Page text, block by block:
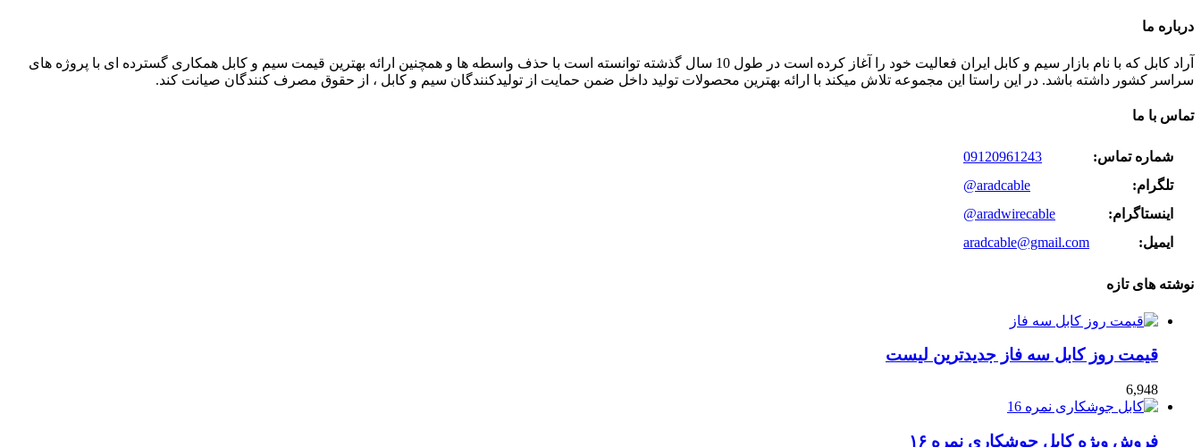
درباره ما
آراد کابل که با نام بازار سیم و کابل ایران فعالیت خود را آغاز کرده است در طول 10 سال گذشته توانسته است با حذف واسطه ها و همچنین ارائه بهترین قیمت سیم و کابل همکاری گسترده ای با پروژه های
سراسر کشور داشته باشد. در این راستا این مجموعه تلاش میکند با ارائه بهترین محصولات تولید داخل ضمن حمایت از تولیدکنندگان سیم و کابل ، از حقوق مصرف کنندگان صیانت کند.
تماس با ما
شماره تماس:
09120961243
تلگرام:
@aradcable
اینستاگرام:
@aradwirecable
ایمیل:
aradcable@gmail.com
نوشته های تازه
قیمت روز کابل سه فاز جدیدترین لیست
6,948
فروش ویژه کابل جوشکاری نمره ۱۶